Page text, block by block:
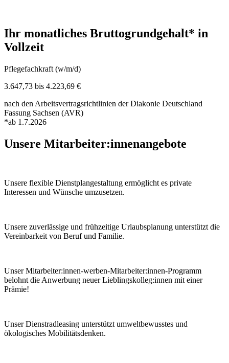
Ihr monatliches Bruttogrundgehalt* in
Vollzeit
Pflegefachkraft (w/m/d)
3.647,73 bis 4.223,69 €
nach den Arbeitsvertragsrichtlinien der Diakonie Deutschland
Fassung Sachsen (AVR)
*ab 1.7.2026
Unsere Mitarbeiter:innen­angebote
Unsere flexible Dienstplan­gestaltung ermöglicht es private
Interessen und Wünsche umzusetzen.
Unsere zuverlässige und frühzeitige Urlaubs­planung unterstützt die
Vereinbarkeit von Beruf und Familie.
Unser Mitarbeiter:innen-werben­-Mitarbeiter:innen-Programm
belohnt die Anwerbung neuer Lieblings­kolleg:innen mit einer
Prämie!
Unser Dienstrad­leasing unterstützt umweltbewusstes und
ökologisches Mobilitätsdenken.